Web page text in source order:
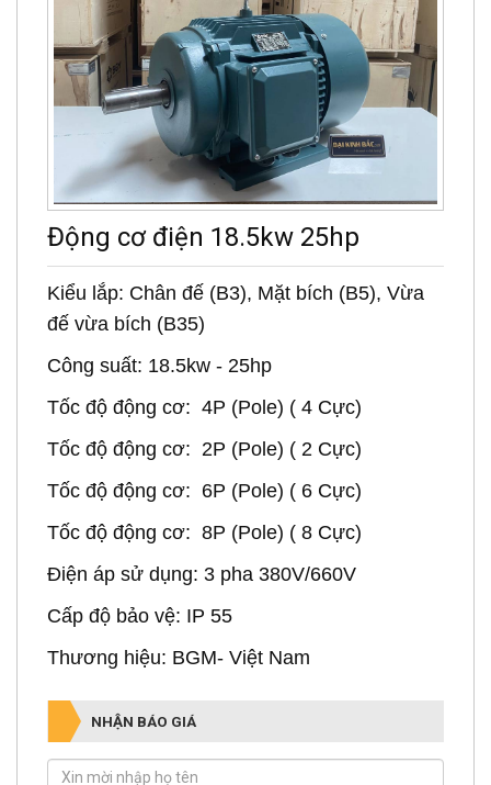
Động cơ điện 18.5kw 25hp
Kiểu lắp: Chân đế (B3), Mặt bích (B5), Vừa
đế vừa bích (B35)
Công suất: 18.5kw - 25hp
Tốc độ động cơ: 4P (Pole) ( 4 Cực)
Tốc độ động cơ: 2P (Pole) ( 2 Cực)
Tốc độ động cơ: 6P (Pole) ( 6 Cực)
Tốc độ động cơ: 8P (Pole) ( 8 Cực)
Điện áp sử dụng: 3 pha 380V/660V
Cấp độ bảo vệ: IP 55
Thương hiệu: BGM- Việt Nam
NHẬN BÁO GIÁ